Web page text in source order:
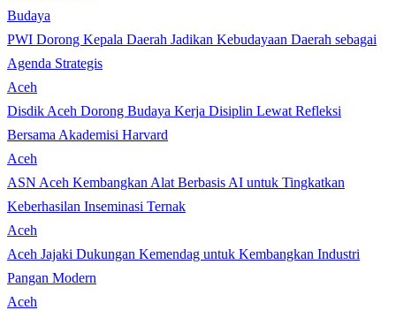
Budaya
PWI Dorong Kepala Daerah Jadikan Kebudayaan Daerah sebagai
Agenda Strategis
Aceh
Disdik Aceh Dorong Budaya Kerja Disiplin Lewat Refleksi
Bersama Akademisi Harvard
Aceh
ASN Aceh Kembangkan Alat Berbasis AI untuk Tingkatkan
Keberhasilan Inseminasi Ternak
Aceh
Aceh Jajaki Dukungan Kemendag untuk Kembangkan Industri
Pangan Modern
Aceh